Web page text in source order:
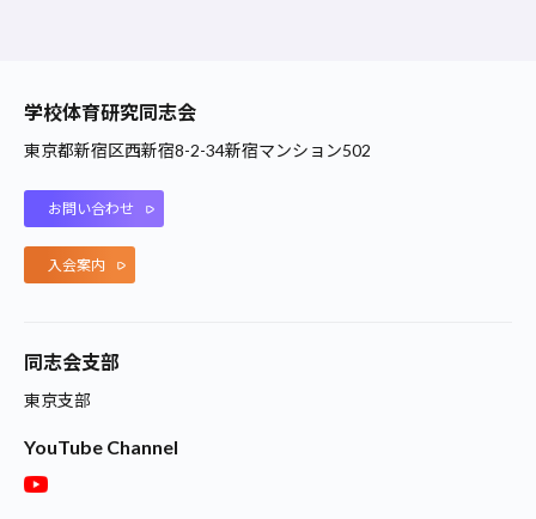
学校体育研究同志会
東京都新宿区西新宿8-2-34新宿マンション502
お問い合わせ
入会案内
同志会支部
東京支部
YouTube Channel